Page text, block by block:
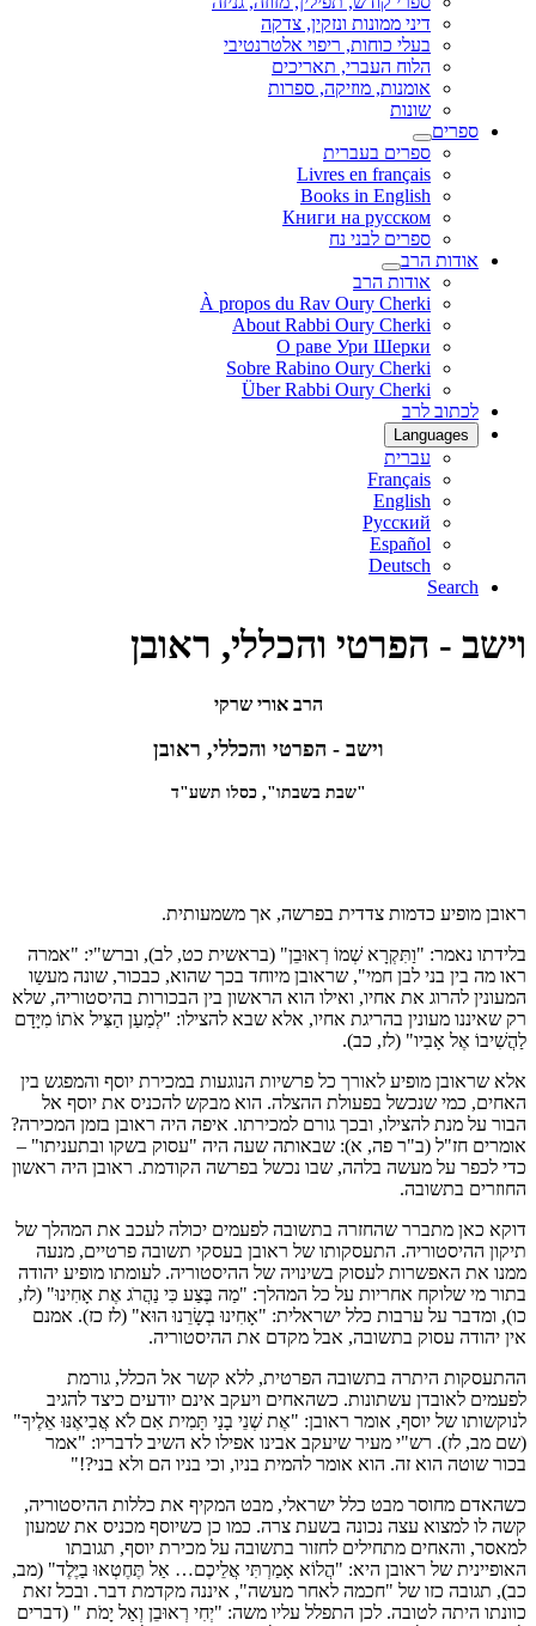
דיני ממונות ונזקין, צדקה
בעלי כוחות, ריפוי אלטרנטיבי
הלוח העברי, תאריכים
אומנות, מוזיקה, ספרות
שונות
ספרים
ספרים בעברית
Livres en français
Books in English
Книги на русском
ספרים לבני נח
אודות הרב
אודות הרב
À propos du Rav Oury Cherki
About Rabbi Oury Cherki
О раве Ури Шерки
Sobre Rabino Oury Cherki
Über Rabbi Oury Cherki
לכתוב לרב
Languages
עברית
Français
English
Русский
Español
Deutsch
Search
וישב - הפרטי והכללי, ראובן
הרב אורי שרקי
וישב - הפרטי והכללי, ראובן
"שבת בשבתו", כסלו תשע"ד
ראובן מופיע כדמות צדדית בפרשה, אך משמעותית.
בלידתו נאמר: "וַתִּקְרָא שְׁמוֹ רְאוּבֵן" (בראשית כט, לב), וברש"י: "אמרה
ראו מה בין בני לבן חמי", שראובן מיוחד בכך שהוא, כבכור, שונה מעשַו
המעונין להרוג את אחיו, ואילו הוא הראשון בין הבכורות בהיסטוריה, שלא
רק שאיננו מעונין בהריגת אחיו, אלא שבא להצילו: "לְמַעַן הַצִּיל אֹתוֹ מִיָּדָם
לַהֲשִׁיבוֹ אֶל אָבִיו" (לז, כב).
אלא שראובן מופיע לאורך כל פרשיות הנוגעות במכירת יוסף והמפגש בין
האחים, כמי שנכשל בפעולת ההצלה. הוא מבקש להכניס את יוסף אל
הבור על מנת להצילו, ובכך גורם למכירתו. איפה היה ראובן בזמן המכירה?
אומרים חז"ל (ב"ר פה, א): שבאותה שעה היה "עסוק בשקו ובתעניתו" –
כדי לכפר על מעשה בלהה, שבו נכשל בפרשה הקודמת. ראובן היה ראשון
החוזרים בתשובה.
דוקא כאן מתברר שהחזרה בתשובה לפעמים יכולה לעכב את המהלך של
תיקון ההיסטוריה. התעסקותו של ראובן בעסקי תשובה פרטיים, מנעה
ממנו את האפשרות לעסוק בשינויה של ההיסטוריה. לעומתו מופיע יהודה
בתור מי שלוקח אחריות על כל המהלך: "מַה בֶּצַע כִּי נַהֲרֹג אֶת אָחִינוּ" (לז,
כו), ומדבר על ערבות כלל ישראלית: "אָחִינוּ בְשָׂרֵנוּ הוּא" (לז כז). אמנם
אין יהודה עסוק בתשובה, אבל מקדם את ההיסטוריה.
ההתעסקות היתרה בתשובה הפרטית, ללא קשר אל הכלל, גורמת
לפעמים לאובדן עשתונות. כשהאחים ויעקב אינם יודעים כיצד להגיב
לנוקשותו של יוסף, אומר ראובן: "אֶת שְׁנֵי בָנַי תָּמִית אִם לֹא אֲבִיאֶנּוּ אֵלֶיךָ"
(שם מב, לז). רש"י מעיר שיעקב אבינו אפילו לא השיב לדבריו: "אמר
בכור שוטה הוא זה. הוא אומר להמית בניו, וכי בניו הם ולא בני?!"
כשהאדם מחוסר מבט כלל ישראלי, מבט המקיף את כללות ההיסטוריה,
קשה לו למצוא עצה נכונה בשעת צרה. כמו כן כשיוסף מכניס את שמעון
למאסר, והאחים מתחילים לחזור בתשובה על מכירת יוסף, תגובתו
האופיינית של ראובן היא: "הֲלוֹא אָמַרְתִּי אֲלֵיכֶם… אַל תֶּחֶטְאוּ בַיֶּלֶד" (מב,
כב), תגובה כזו של "חכמה לאחר מעשה", איננה מקדמת דבר. ובכל זאת
כוונתו היתה לטובה. לכן התפלל עליו משה: "יְחִי רְאוּבֵן וְאַל יָמֹת " (דברים